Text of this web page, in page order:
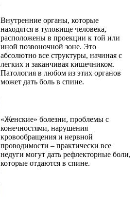
Внутренние органы, которые
находятся в туловище человека,
расположены в проекции к той или
иной позвоночной зоне. Это
абсолютно все структуры, начиная с
легких и заканчивая кишечником.
Патология в любом из этих органов
может дать боль в спине.
«Женские» болезни, проблемы с
конечностями, нарушения
кровообращения и нервной
проводимости – практически все
недуги могут дать рефлекторные боли,
которые отдаются в спине.